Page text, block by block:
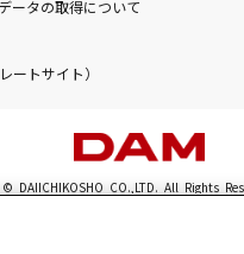
ータの取得について
ートサイト）
© DAIICHIKOSHO CO.,LTD. All Rights
れている一切の文章・画像・写真・動